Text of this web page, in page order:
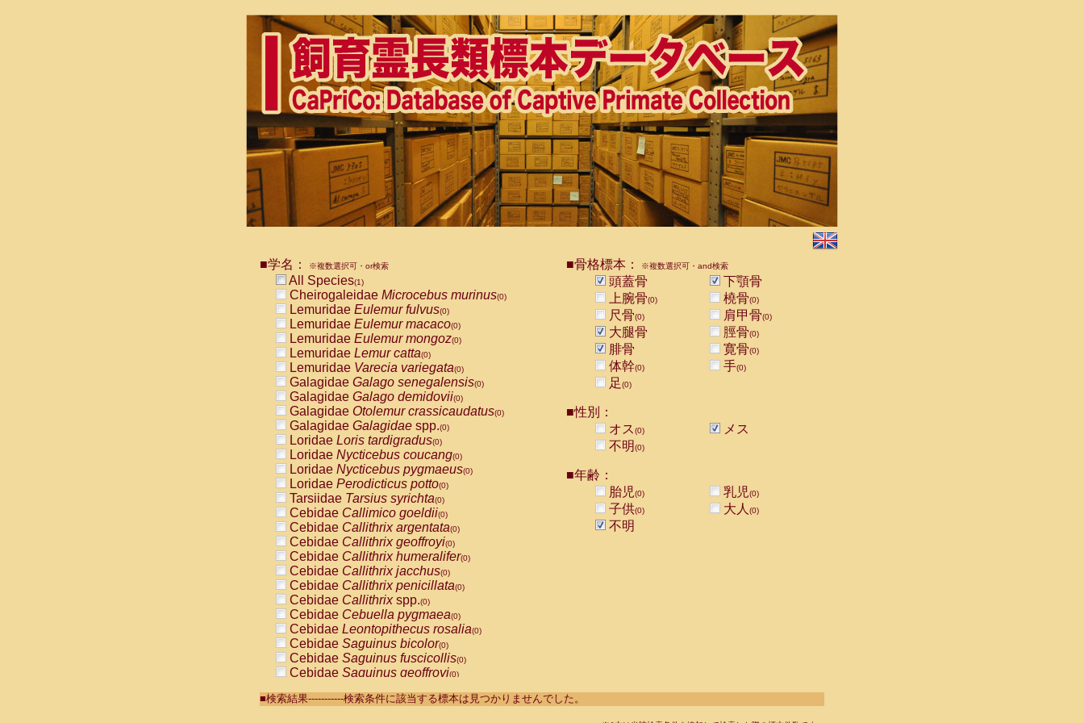
■学名： ※複数選択可・or検索
All Species(1)
Cheirogaleidae Microcebus murinus(0)
Lemuridae Eulemur fulvus(0)
Lemuridae Eulemur macaco(0)
Lemuridae Eulemur mongoz(0)
Lemuridae Lemur catta(0)
Lemuridae Varecia variegata(0)
Galagidae Galago senegalensis(0)
Galagidae Galago demidovii(0)
Galagidae Otolemur crassicaudatus(0)
Galagidae Galagidae spp.(0)
Loridae Loris tardigradus(0)
Loridae Nycticebus coucang(0)
Loridae Nycticebus pygmaeus(0)
Loridae Perodicticus potto(0)
Tarsiidae Tarsius syrichta(0)
Cebidae Callimico goeldii(0)
Cebidae Callithrix argentata(0)
Cebidae Callithrix geoffroyi(0)
Cebidae Callithrix humeralifer(0)
Cebidae Callithrix jacchus(0)
Cebidae Callithrix penicillata(0)
Cebidae Callithrixspp.(0)
Cebidae Cebuella pygmaea(0)
Cebidae Leontopithecus rosalia(0)
Cebidae Saguinus bicolor(0)
Cebidae Saguinus fuscicollis(0)
Cebidae Saguinus geoffroyi(0)
CebidaeSaguinus labiatus(0)
■骨格標本： ※複数選択可・and検索
頭蓋骨
下顎骨
上腕骨(0) 橈骨(0)
尺骨(0) 肩甲骨(0)
大腿骨 脛骨(0)
腓骨 寛骨(0)
体幹(0) 手(0)
足(0)
■性別：
オス(0)
メス
不明(0)
■年齢：
胎児(0) 乳児(0)
子供(0) 大人 (0)
不明
■検索結果-----------検索条件に該当する標本は見つかりませんでした。